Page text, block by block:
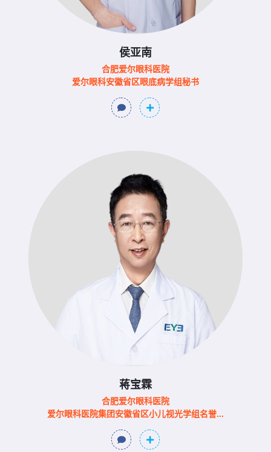
侯亚南
合肥爱尔眼科医院
爱尔眼科安徽省区眼底病学组秘书
蒋宝霖
合肥爱尔眼科医院
爱尔眼科医院集团安徽省区小儿视光学组名誉...